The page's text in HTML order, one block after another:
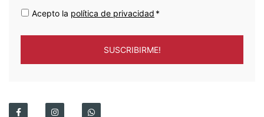
Acepto la política de privacidad *